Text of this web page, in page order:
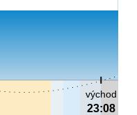
východ
23:08